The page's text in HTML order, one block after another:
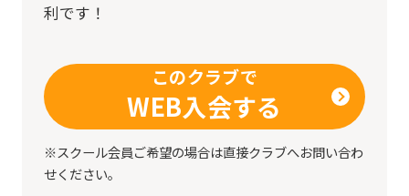
利です！
このクラブで
WEB入会する
※スクール会員ご希望の場合は直接クラブへお問い合わ
せください。